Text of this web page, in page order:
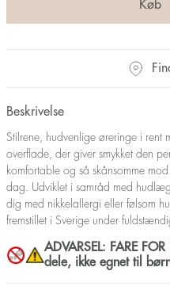
Beskrivelse
Stilrene, hudvenlige øreringe i rent
overflade, der giver smykket den
komfortable og så skånsomme
dag. Udviklet i samråd med
dig med nikkelallergi eller følsom
fremstillet i Sverige under
ADVARSEL: FARE
dele, ikke egnet til